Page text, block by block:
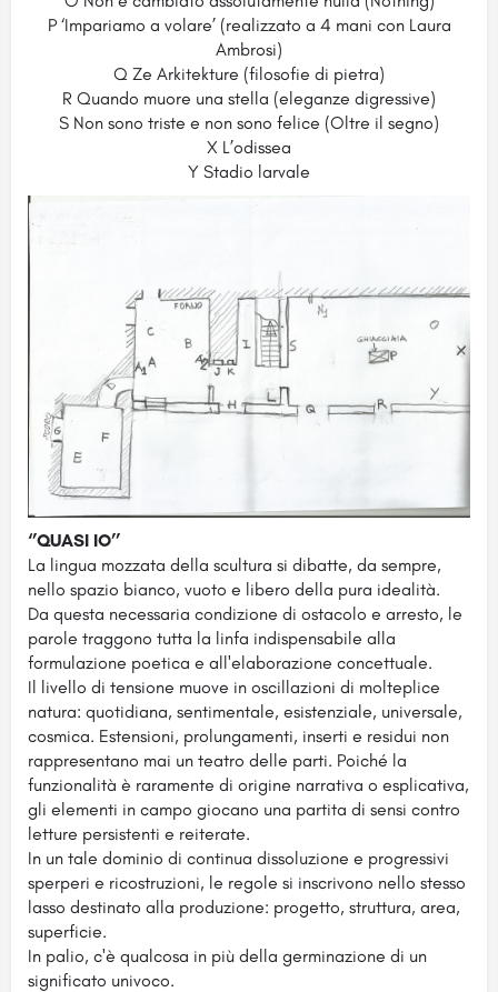
P ‘Impariamo a volare’ (realizzato a 4 mani con Laura
Ambrosi)
Q Ze Arkitekture (filosofie di pietra)
R Quando muore una stella (eleganze digressive)
S Non sono triste e non sono felice (Oltre il segno)
X L’odissea
Y Stadio larvale
‘’QUASI IO’’
La lingua mozzata della scultura si dibatte, da sempre,
nello spazio bianco, vuoto e libero della pura idealità.
Da questa necessaria condizione di ostacolo e arresto, le
parole traggono tutta la linfa indispensabile alla
formulazione poetica e all'elaborazione concettuale.
Il livello di tensione muove in oscillazioni di molteplice
natura: quotidiana, sentimentale, esistenziale, universale,
cosmica. Estensioni, prolungamenti, inserti e residui non
rappresentano mai un teatro delle parti. Poiché la
funzionalità è raramente di origine narrativa o esplicativa,
gli elementi in campo giocano una partita di sensi contro
letture persistenti e reiterate.
In un tale dominio di continua dissoluzione e progressivi
sperperi e ricostruzioni, le regole si inscrivono nello stesso
lasso destinato alla produzione: progetto, struttura, area,
superficie.
In palio, c'è qualcosa in più della germinazione di un
significato univoco.